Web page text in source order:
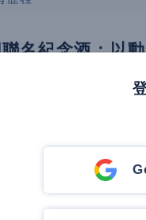
名紀念酒：以
北市立動物園不斷
出貢獻，並讓這裡